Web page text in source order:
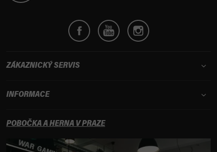
ZÁKAZNICKÝ SERVIS
INFORMACE
POBOČKA A HERNA V PRAZE